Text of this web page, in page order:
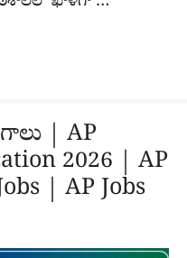
| AP
2026 | AP
| AP Jobs